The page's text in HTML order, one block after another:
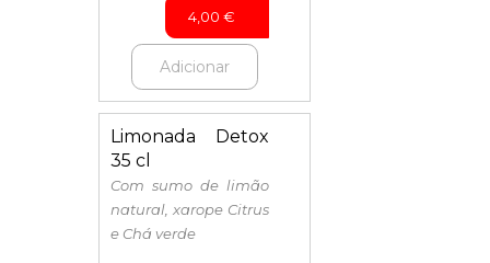
4,00 €
Adicionar
Limonada Detox
35 cl
Com sumo de limão
natural, xarope Citrus
e Chá verde